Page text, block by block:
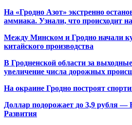
На «Гродно Азот» экстренно
аммиака. Узнали, что происходит
Между Минском и Гродно начали
китайского производства
В Гродненской области за
увеличение числа дорожных
На окраине Гродно построят
Доллар подорожает до 3,9 рубля —
Развития